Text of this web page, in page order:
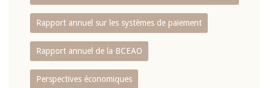
Rapport annuel sur les systèmes de paiement
Rapport annuel de la BCEAO
Perspectives économiques